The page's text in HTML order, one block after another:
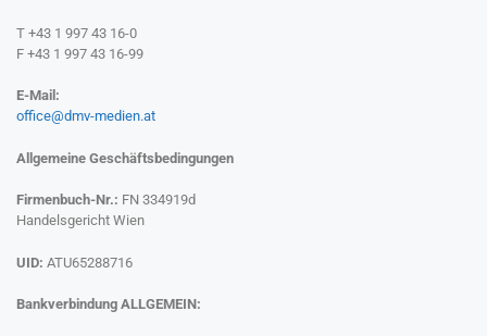
T +43 1 997 43 16-0
F +43 1 997 43 16-99
E-Mail:
office@dmv-medien.at
Allgemeine Geschäftsbedingungen
Firmenbuch-Nr.: FN 334919d
Handelsgericht Wien
UID: ATU65288716
Bankverbindung ALLGEMEIN: